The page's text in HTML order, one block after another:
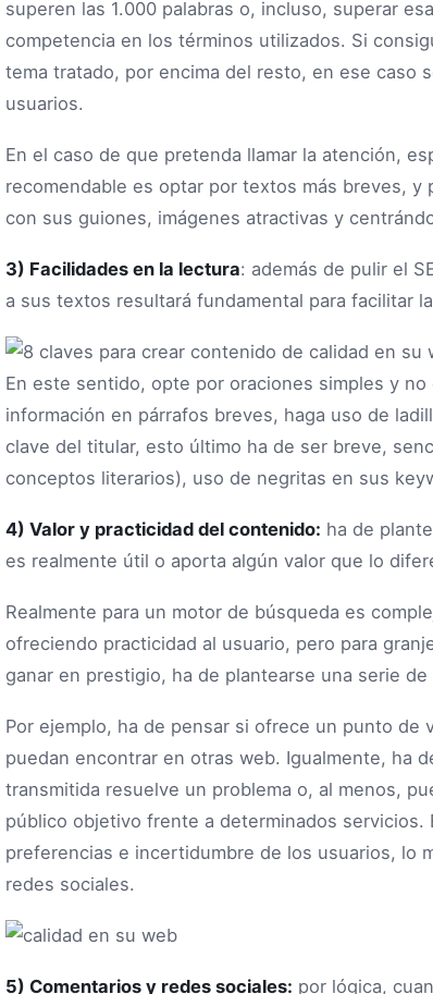
superen las 1.000 palabras o, incluso, superar
competencia en los términos utilizados. Si
tema tratado, por encima del resto, en ese caso
usuarios.
En el caso de que pretenda llamar la atención,
recomendable es optar por textos más breves,
con sus guiones, imágenes atractivas y
3) Facilidades en la lectura: además de pulir el
a sus textos resultará fundamental para facilitar
En este sentido, opte por oraciones simples y
información en párrafos breves, haga uso de
clave del titular, esto último ha de ser breve,
conceptos literarios), uso de negritas en sus
4) Valor y practicidad del contenido: ha de
es realmente útil o aporta algún valor que lo
Realmente para un motor de búsqueda es
ofreciendo practicidad al usuario, pero para
ganar en prestigio, ha de plantearse una serie
Por ejemplo, ha de pensar si ofrece un punto
puedan encontrar en otras web. Igualmente, ha
transmitida resuelve un problema o, al menos,
público objetivo frente a determinados servicios.
preferencias e incertidumbre de los usuarios, lo
redes sociales.
5) Comentarios y redes sociales: por lógica,